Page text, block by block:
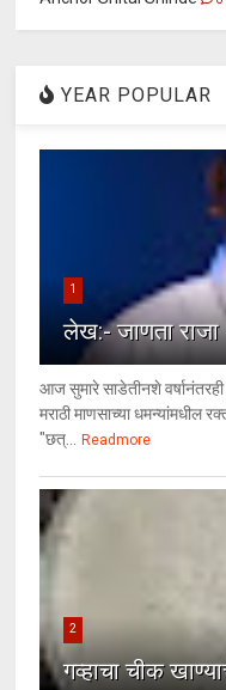
YEAR POPULAR
1
लेख:- जाणता राजा
आज सुमारे साडेतीनशे
मराठी माणसाच्या
"छत्... Readmore
2
गव्हाचा चीक